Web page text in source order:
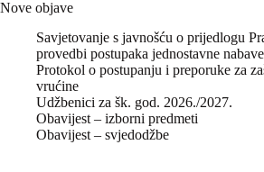
Nove objave
Savjetovanje s javnošću o prijedlogu
provedbi postupaka jednostavne nabave
Protokol o postupanju i preporuke za
vrućine
Udžbenici za šk. god. 2026./2027.
Obavijest – izborni predmeti
Obavijest – svjedodžbe